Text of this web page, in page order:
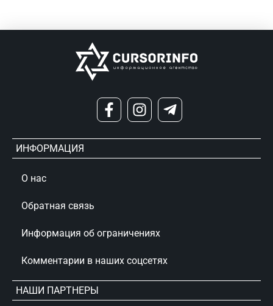
ИНФОРМАЦИЯ
О нас
Обратная связь
Информация об ограничениях
Комментарии в наших соцсетях
НАШИ ПАРТНЕРЫ